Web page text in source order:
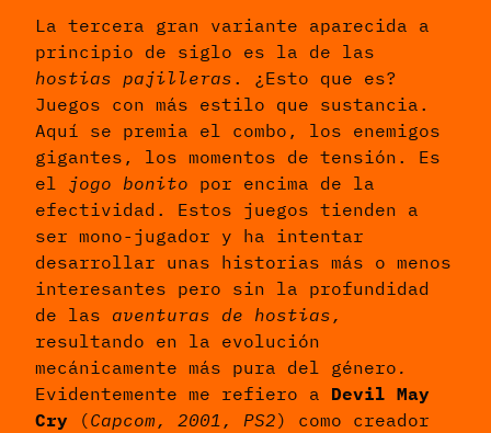
La tercera gran variante aparecida a
principio de siglo es la de las
hostias pajilleras . ¿Esto que es?
Juegos con más estilo que sustancia.
Aquí se premia el combo, los enemigos
gigantes, los momentos de tensión. Es
el jogo bonito por encima de la
efectividad. Estos juegos tienden a
ser mono-jugador y ha intentar
desarrollar unas historias más o menos
interesantes pero sin la profundidad
de las aventuras de hostias,
resultando en la evolución
mecánicamente más pura del género .
Evidentemente me refiero a Devil May
Cry
(Capcom, 2001, PS2) como creador